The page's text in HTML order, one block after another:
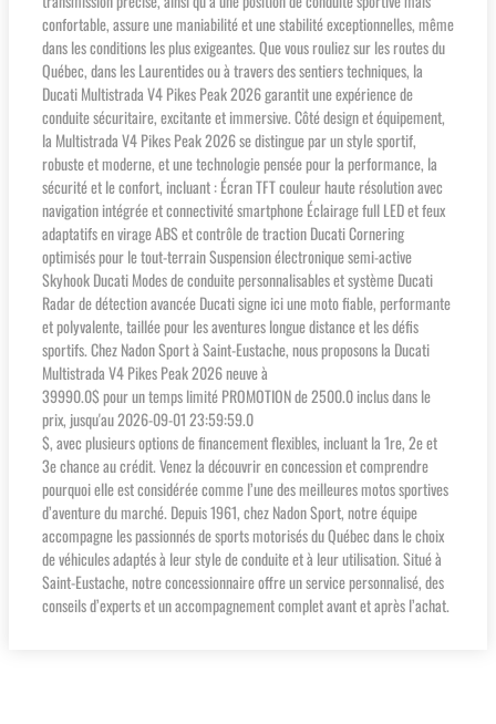
confortable, assure une maniabilité et une stabilité exceptionnelles, même
dans les conditions les plus exigeantes. Que vous rouliez sur les routes du
Québec, dans les Laurentides ou à travers des sentiers techniques, la
Ducati Multistrada V4 Pikes Peak 2026 garantit une expérience de
conduite sécuritaire, excitante et immersive. Côté design et équipement,
la Multistrada V4 Pikes Peak 2026 se distingue par un style sportif,
robuste et moderne, et une technologie pensée pour la performance, la
sécurité et le confort, incluant : Écran TFT couleur haute résolution avec
navigation intégrée et connectivité smartphone Éclairage full LED et feux
adaptatifs en virage ABS et contrôle de traction Ducati Cornering
optimisés pour le tout-terrain Suspension électronique semi-active
Skyhook Ducati Modes de conduite personnalisables et système Ducati
Radar de détection avancée Ducati signe ici une moto fiable, performante
et polyvalente, taillée pour les aventures longue distance et les défis
sportifs. Chez Nadon Sport à Saint-Eustache, nous proposons la Ducati
Multistrada V4 Pikes Peak 2026 neuve à
39990.0$ pour un temps limité PROMOTION de 2500.0 inclus dans le
prix, jusqu'au 2026-09-01 23:59:59.0
$, avec plusieurs options de financement flexibles, incluant la 1re, 2e et
3e chance au crédit. Venez la découvrir en concession et comprendre
pourquoi elle est considérée comme l’une des meilleures motos sportives
d’aventure du marché. Depuis 1961, chez Nadon Sport, notre équipe
accompagne les passionnés de sports motorisés du Québec dans le choix
de véhicules adaptés à leur style de conduite et à leur utilisation. Situé à
Saint-Eustache, notre concessionnaire offre un service personnalisé, des
conseils d’experts et un accompagnement complet avant et après l’achat.